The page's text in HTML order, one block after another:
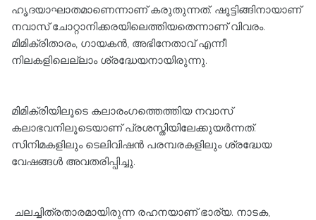
ഹൃദയാഘാതമാണെന്നാണ് കരുതുന്നത്. ഷൂട്ടിങ്ങിനായാണ്
നവാസ് ചോറ്റാനിക്കരയിലെത്തിയതെന്നാണ് വിവരം.‌
മിമിക്രിതാരം, ഗായകൻ, അഭിനേതാവ് എന്നീ
നിലകളിലെല്ലാം ശ്രദ്ധേയനായിരുന്നു.
മിമിക്രിയിലൂടെ കലാരംഗത്തെത്തിയ നവാസ്
കലാഭവനിലൂടെയാണ് പ്രശസ്തിയിലേക്കുയർന്നത്.
സിനിമകളിലും ടെലിവിഷൻ പരമ്പരകളിലും ശ്രദ്ധേയ
വേഷങ്ങൾ അവതരിപ്പിച്ചു.
ചലച്ചിത്രതാരമായിരുന്ന രഹനയാണ് ഭാര്യ. നാടക,